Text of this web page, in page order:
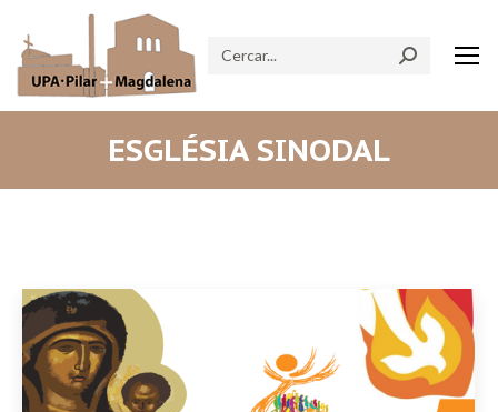
Search:
ESGLÉSIA SINODAL